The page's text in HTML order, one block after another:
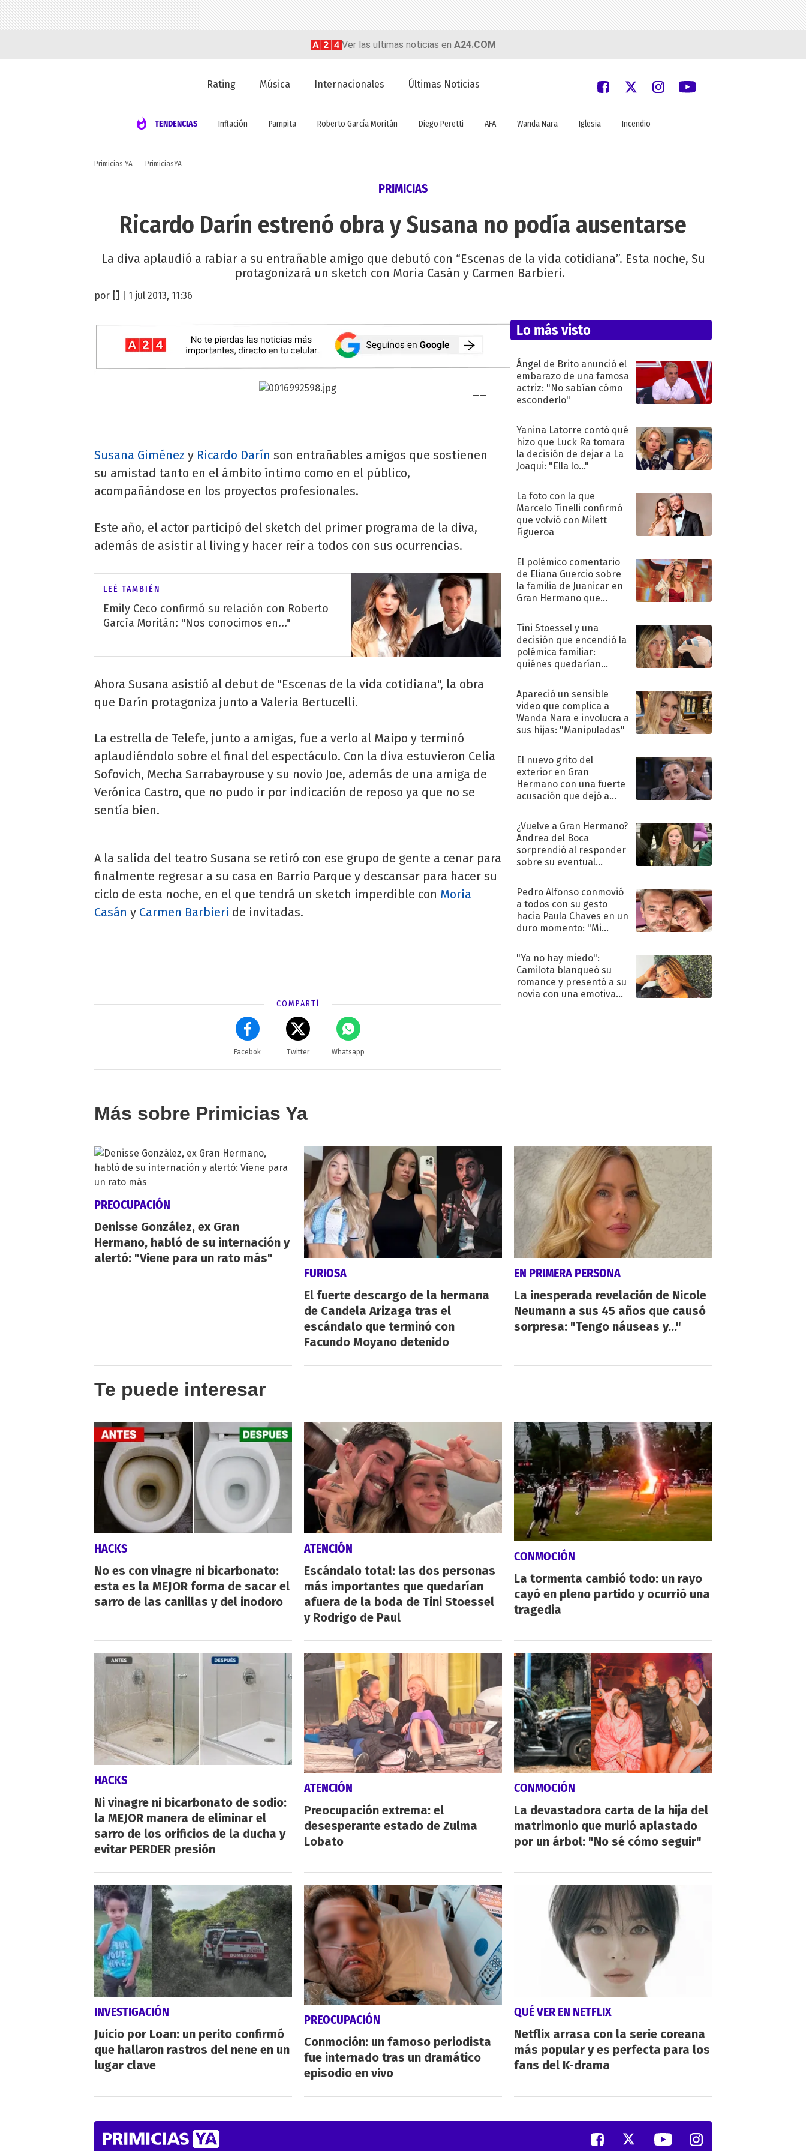
Ver las ultimas noticias en A24.COM
Rating Música Internacionales Últimas Noticias
TENDENCIAS Inflación Pampita Roberto García Moritán Diego Peretti AFA Wanda Nara Iglesia Incendio
Primicias YA PrimiciasYA
PRIMICIAS
Ricardo Darín estrenó obra y Susana no podía ausentarse
La diva aplaudió a rabiar a su entrañable amigo que debutó con “Escenas de la vida cotidiana”. Esta noche, Su
protagonizará un sketch con Moria Casán y Carmen Barbieri.
por | 1 jul 2013, 11:36
Susana Giménez y Ricardo Darín son entrañables amigos que sostienen
su amistad tanto en el ámbito íntimo como en el público,
acompañándose en los proyectos profesionales.
Este año, el actor participó del sketch del primer programa de la diva,
además de asistir al living y hacer reír a todos con sus ocurrencias.
LEÉ TAMBIÉN
Emily Ceco confirmó su relación con Roberto
García Moritán: "Nos conocimos en..."
Ahora Susana asistió al debut de "Escenas de la vida cotidiana", la obra
que Darín protagoniza junto a Valeria Bertucelli.
La estrella de Telefe, junto a amigas, fue a verlo al Maipo y terminó
aplaudiéndolo sobre el final del espectáculo. Con la diva estuvieron Celia
Sofovich, Mecha Sarrabayrouse y su novio Joe, además de una amiga de
Verónica Castro, que no pudo ir por indicación de reposo ya que no se
sentía bien.
A la salida del teatro Susana se retiró con ese grupo de gente a cenar para
finalmente regresar a su casa en Barrio Parque y descansar para hacer su
ciclo de esta noche, en el que tendrá un sketch imperdible con Moria
Casán y Carmen Barbieri de invitadas.
COMPARTÍ
Facebok Twitter Whatsapp
Lo más visto
Ángel de Brito anunció el
embarazo de una famosa
actriz: "No sabían cómo
esconderlo"
Yanina Latorre contó qué
hizo que Luck Ra tomara
la decisión de dejar a La
Joaqui: "Ella lo..."
La foto con la que
Marcelo Tinelli confirmó
que volvió con Milett
Figueroa
El polémico comentario
de Eliana Guercio sobre
la familia de Juanicar en
Gran Hermano que
Tini Stoessel y una
decisión que encendió la
polémica familiar:
quiénes quedarían
Apareció un sensible
video que complica a
Wanda Nara e involucra a
sus hijas: "Manipuladas"
El nuevo grito del
exterior en Gran
Hermano con una fuerte
acusación que dejó a
"Traidora"
¿Vuelve a Gran Hermano?
Andrea del Boca
sorprendió al responder
sobre su eventual
Pedro Alfonso conmovió
a todos con su gesto
hacia Paula Chaves en un
duro momento: "Mi
terapéutico"
"Ya no hay miedo":
Camilota blanqueó su
romance y presentó a su
novia con una emotiva
Más sobre Primicias Ya
PREOCUPACIÓN
Denisse González, ex Gran
Hermano, habló de su internación y
alertó: "Viene para un rato más"
FURIOSA
El fuerte descargo de la hermana
de Candela Arizaga tras el
escándalo que terminó con
Facundo Moyano detenido
EN PRIMERA PERSONA
La inesperada revelación de Nicole
Neumann a sus 45 años que causó
sorpresa: "Tengo náuseas y..."
Te puede interesar
HACKS
No es con vinagre ni bicarbonato:
esta es la MEJOR forma de sacar el
sarro de las canillas y del inodoro
ATENCIÓN
Escándalo total: las dos personas
más importantes que quedarían
afuera de la boda de Tini Stoessel
y Rodrigo de Paul
CONMOCIÓN
La tormenta cambió todo: un rayo
cayó en pleno partido y ocurrió una
tragedia
HACKS
Ni vinagre ni bicarbonato de sodio:
la MEJOR manera de eliminar el
sarro de los orificios de la ducha y
evitar PERDER presión
ATENCIÓN
Preocupación extrema: el
desesperante estado de Zulma
Lobato
CONMOCIÓN
La devastadora carta de la hija del
matrimonio que murió aplastado
por un árbol: "No sé cómo seguir"
INVESTIGACIÓN
Juicio por Loan: un perito confirmó
que hallaron rastros del nene en un
lugar clave
PREOCUPACIÓN
Conmoción: un famoso periodista
fue internado tras un dramático
episodio en vivo
QUÉ VER EN NETFLIX
Netflix arrasa con la serie coreana
más popular y es perfecta para los
fans del K-drama